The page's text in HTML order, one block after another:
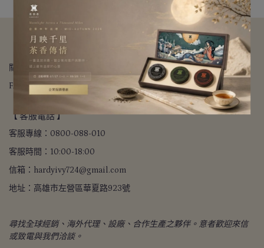
【 關於我們 】
關於我們 我的帳戶 隱私政策
寄送方式
FAQ常見問題
會員禮程
【 客服電話 】
客服專線：0800-088-010
客服時間：10:00-18:00
信箱：hardyivy724@gmail.com
地址：高雄市左營區華夏路923號
尋找全球經銷、海外代理、設廠、合作生產之夥伴。意者歡迎來信
或致電與我們洽談。